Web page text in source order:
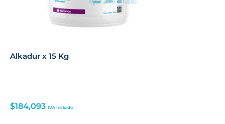
Alkadur x 15 Kg
$184,093 IVA Incluido